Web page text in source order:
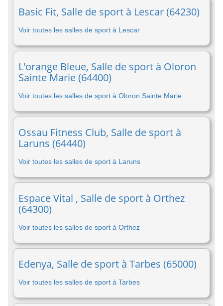
Basic Fit, Salle de sport à Lescar (64230)
Voir toutes les salles de sport à Lescar
L'orange Bleue, Salle de sport à Oloron
Sainte Marie (64400)
Voir toutes les salles de sport à Oloron Sainte Marie
Ossau Fitness Club, Salle de sport à
Laruns (64440)
Voir toutes les salles de sport à Laruns
Espace Vital , Salle de sport à Orthez
(64300)
Voir toutes les salles de sport à Orthez
Edenya, Salle de sport à Tarbes (65000)
Voir toutes les salles de sport à Tarbes